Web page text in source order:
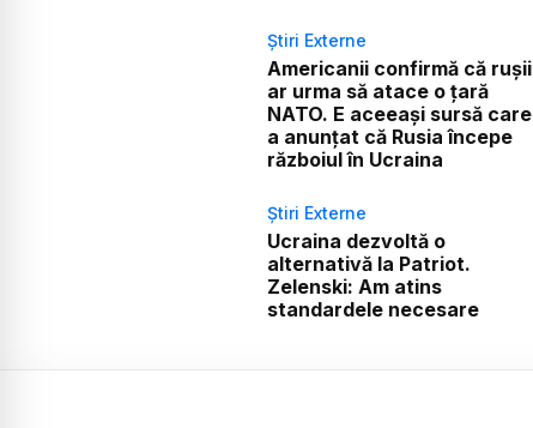
Știri Externe
Americanii confirmă că rușii
ar urma să atace o țară
NATO. E aceeași sursă care
a anunțat că Rusia începe
războiul în Ucraina
Știri Externe
Ucraina dezvoltă o
alternativă la Patriot.
Zelenski: Am atins
standardele necesare